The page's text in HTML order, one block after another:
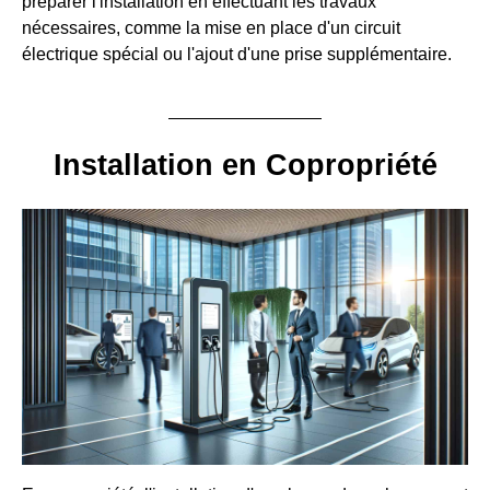
nécessaires, comme la mise en place d'un circuit
électrique spécial ou l'ajout d'une prise supplémentaire.
Installation en Copropriété